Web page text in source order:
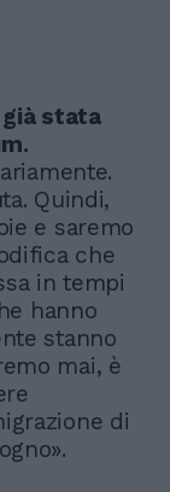
già stata
Quindi,
e saremo
che
in tempi
hanno
stanno
mai, è
di